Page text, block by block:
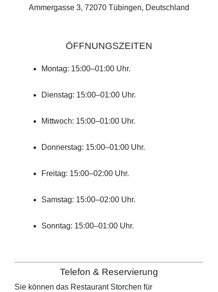
Ammergasse 3, 72070 Tübingen, Deutschland
ÖFFNUNGSZEITEN
Montag: 15:00–01:00 Uhr.
Dienstag: 15:00–01:00 Uhr.
Mittwoch: 15:00–01:00 Uhr.
Donnerstag: 15:00–01:00 Uhr.
Freitag: 15:00–02:00 Uhr.
Samstag: 15:00–02:00 Uhr.
Sonntag: 15:00–01:00 Uhr.
Telefon & Reservierung
Sie können das Restaurant Storchen für